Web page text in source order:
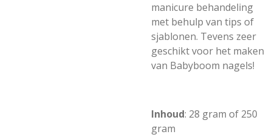
manicure behandeling
met behulp van tips of
sjablonen. Tevens zeer
geschikt voor het maken
van Babyboom nagels!
Inhoud: 28 gram of 250
gram